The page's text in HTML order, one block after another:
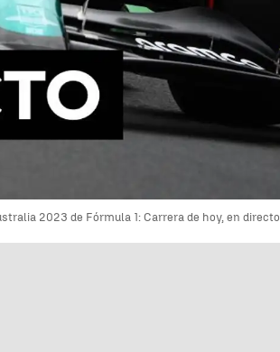
2023 de Fórmula 1: Carrera de hoy, en directo